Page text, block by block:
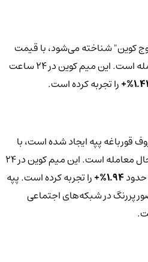
کوین" شناخته می‌شود، با قیمت
در حال معامله است. این میم کوین در 24 ساعت
را تجربه کرده است.
قورباغه پپه ایجاد شده است، با
در حال معامله است. این میم کوین در 24
1.94%+
را تجربه کرده است. پپه
پررنگ در شبکه‌های اجتماعی